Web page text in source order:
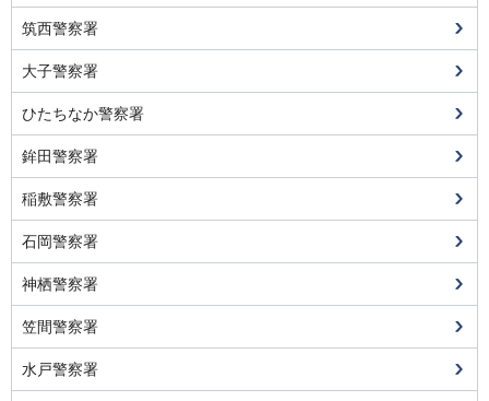
筑西警察署
大子警察署
ひたちなか警察署
鉾田警察署
稲敷警察署
石岡警察署
神栖警察署
笠間警察署
水戸警察署